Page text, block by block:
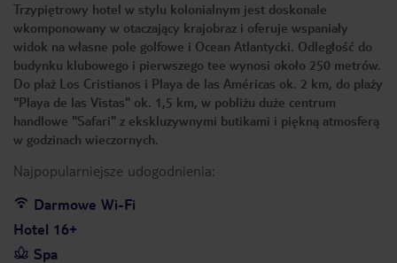
Trzypiętrowy hotel w stylu kolonialnym jest doskonale
wkomponowany w otaczający krajobraz i oferuje wspaniały
widok na własne pole golfowe i Ocean Atlantycki. Odległość do
budynku klubowego i pierwszego tee wynosi około 250 metrów.
Do plaż Los Cristianos i Playa de las Américas ok. 2 km, do plaży
"Playa de las Vistas" ok. 1,5 km, w pobliżu duże centrum
handlowe "Safari" z ekskluzywnymi butikami i piękną atmosferą
w godzinach wieczornych.
Najpopularniejsze udogodnienia:
Darmowe Wi-Fi
Hotel 16+
Spa